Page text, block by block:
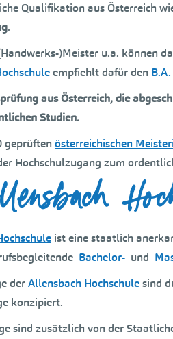
Qualifikation aus Österreich
.
)Meister u.a. können
empfiehlt dafür den
aus Österreich, die
Studien.
geprüften österreichischen
Hochschulzugang zum
ist eine staatlich
Bachelor- und
derAllensbach Hochschulesind
konzipiert.
sind zusätzlich von der